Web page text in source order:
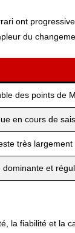
ont
du
des points de
en cours de
très largement
dominante et
la fiabilité et la